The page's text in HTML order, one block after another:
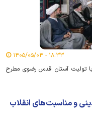
۱۸:۳۳ - ۱۴۰۵/۰۵/۰۴
با تولیت آستان قدس رضوی مطرح
و مناسبت‌های انقلاب